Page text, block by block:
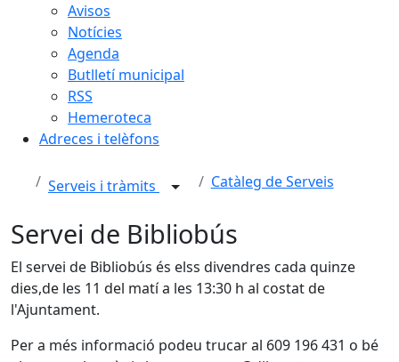
Avisos
Notícies
Agenda
Butlletí municipal
RSS
Hemeroteca
Adreces i telèfons
Serveis i tràmits Catàleg de Serveis
Servei de Bibliobús
El servei de Bibliobús és elss divendres cada quinze
dies,de les 11 del matí a les 13:30 h al costat de
l'Ajuntament.
Per a més informació podeu trucar al 609 196 431 o bé